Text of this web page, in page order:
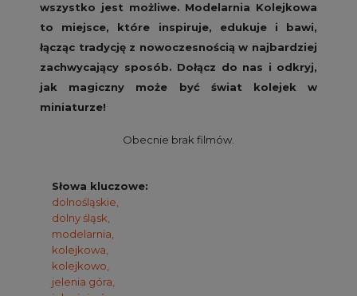
wszystko jest możliwe. Modelarnia Kolejkowa
to miejsce, które inspiruje, edukuje i bawi,
łącząc tradycję z nowoczesnością w najbardziej
zachwycający sposób. Dołącz do nas i odkryj,
jak magiczny może być świat kolejek w
miniaturze!
Obecnie brak filmów.
Słowa kluczowe:
dolnośląskie,
dolny śląsk,
modelarnia,
kolejkowa,
kolejkowo,
jelenia góra,